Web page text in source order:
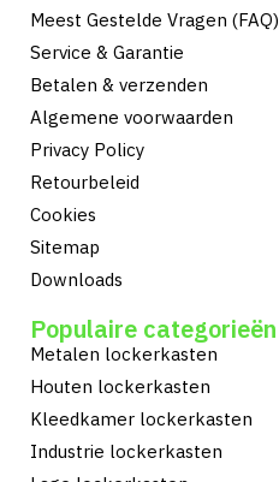
Populaire categorieën
Metalen lockerkasten
Houten lockerkasten
Kleedkamer lockerkasten
Industrie lockerkasten
Meest Gestelde Vragen (FAQ)
Service & Garantie
Betalen & verzenden
Algemene voorwaarden
Privacy Policy
Retourbeleid
Cookies
Sitemap
Downloads